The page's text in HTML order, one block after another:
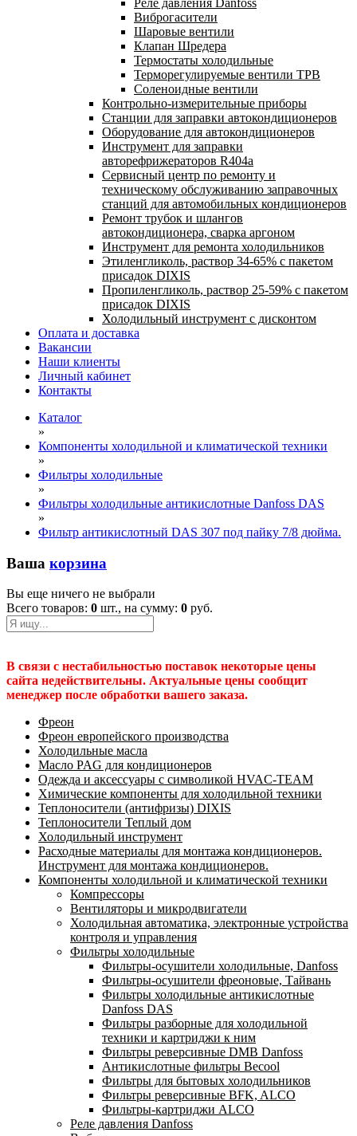
Реле давления Danfoss
Виброгасители
Шаровые вентили
Клапан Шредера
Термостаты холодильные
Терморегулируемые вентили ТРВ
Соленоидные вентили
Контрольно-измерительные приборы
Станции для заправки автокондиционеров
Оборудование для автокондиционеров
Инструмент для заправки
авторефрижераторов R404a
Сервисный центр по ремонту и
техническому обслуживанию заправочных
станций для автомобильных кондиционеров
Ремонт трубок и шлангов
автокондиционера, сварка аргоном
Инструмент для ремонта холодильников
Этиленгликоль, раствор 34-65% с пакетом
присадок DIXIS
Пропиленгликоль, раствор 25-59% с пакетом
присадок DIXIS
Холодильный инструмент с дисконтом
Оплата и доставка
Вакансии
Наши клиенты
Личный кабинет
Контакты
Каталог
»
Компоненты холодильной и климатической техники
»
Фильтры холодильные
»
Фильтры холодильные антикислотные Danfoss DAS
»
Фильтр антикислотный DAS 307 под пайку 7/8 дюйма.
Ваша корзина
Вы еще ничего не выбрали
Всего товаров: 0 шт., на сумму: 0 руб.
В связи с нестабильностью поставок некоторые цены
сайта недействительны. Актуальные цены сообщит
менеджер после обработки вашего заказа.
Фреон
Фреон европейского производства
Холодильные масла
Масло PAG для кондиционеров
Одежда и аксессуары с символикой HVAC-TEAM
Химические компоненты для холодильной техники
Теплоносители (антифризы) DIXIS
Теплоносители Теплый дом
Холодильный инструмент
Расходные материалы для монтажа кондиционеров.
Инструмент для монтажа кондиционеров.
Компоненты холодильной и климатической техники
Компрессоры
Вентиляторы и микродвигатели
Холодильная автоматика, электронные устройства
контроля и управления
Фильтры холодильные
Фильтры-осушители холодильные, Danfoss
Фильтры-осушители фреоновые, Тайвань
Фильтры холодильные антикислотные
Danfoss DAS
Фильтры разборные для холодильной
техники и картриджи к ним
Фильтры реверсивные DMB Danfoss
Антикислотные фильтры Becool
Фильтры для бытовых холодильников
Фильтры реверсивные BFK, ALCO
Фильтры-картриджи ALCO
Реле давления Danfoss